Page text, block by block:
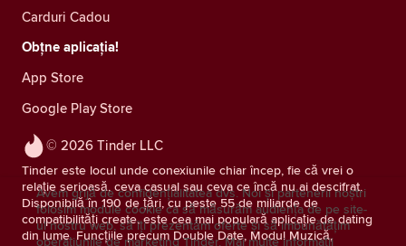
© 2026 Tinder LLC
Tinder este locul unde conexiunile chiar încep, fie că vrei o
relație serioasă, ceva casual sau ceva ce încă nu ai descifrat.
Disponibilă în 190 de țări, cu peste 55 de miliarde de
compatibilități create, este cea mai populară aplicație de dating
din lume. Funcțiile precum Double Date, Modul Muzică,
Carduri Cadou
Obțne aplicația!
App Store
Google Play Store
Avem grijă de confidențialitatea dvs. Noi și partenerii noștri
folosim module cookie ca să măsurăm audiența de pe site-
ul nostru web, să îți prezentăm oferte și să îmbunătățim
operațiunile de marketing Tinder. Mai multe informații